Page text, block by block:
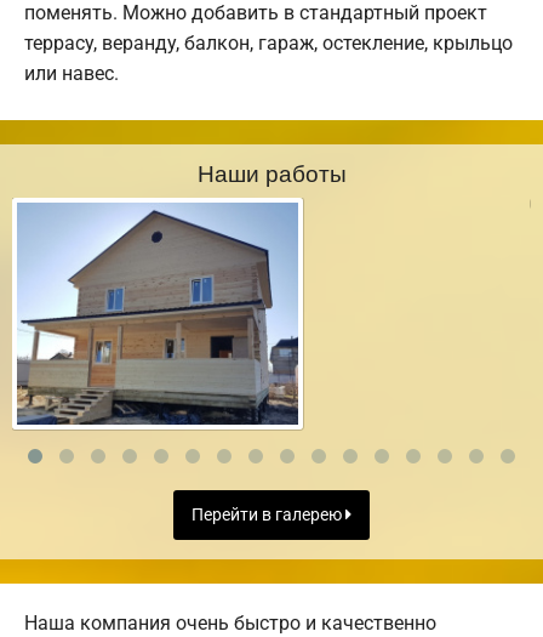
поменять. Можно добавить в стандартный проект
террасу, веранду, балкон, гараж, остекление, крыльцо
или навес.
Наши работы
Перейти в галерею
Наша компания очень быстро и качественно